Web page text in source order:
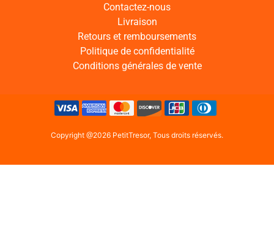
Contactez-nous
Livraison
Retours et remboursements
Politique de confidentialité
Conditions générales de vente
Copyright @2026 PetitTresor, Tous droits réservés.